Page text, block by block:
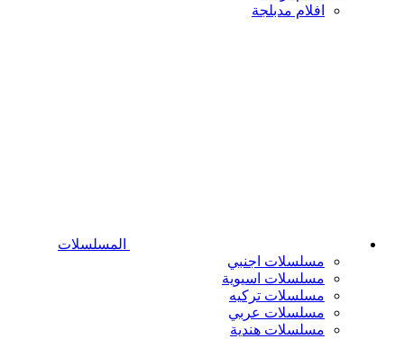
افلام مدبلجة
المسلسلات
مسلسلات اجنبي
مسلسلات اسيوية
مسلسلات تركيه
مسلسلات عربي
مسلسلات هندية